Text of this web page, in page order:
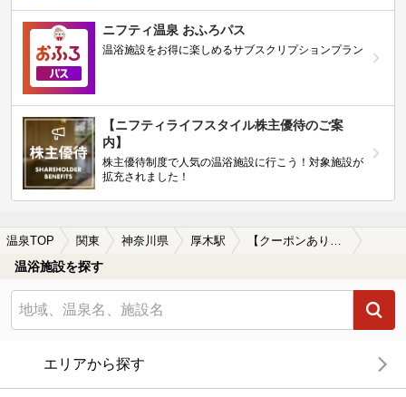
ニフティ温泉 おふろパス
温浴施設をお得に楽しめるサブスクリプションプラン
【ニフティライフスタイル株主優待のご案
内】
株主優待制度で人気の温浴施設に行こう！対象施設が
拡充されました！
温泉TOP 関東 神奈川県 厚木駅
温浴施設を探す
エリアから探す